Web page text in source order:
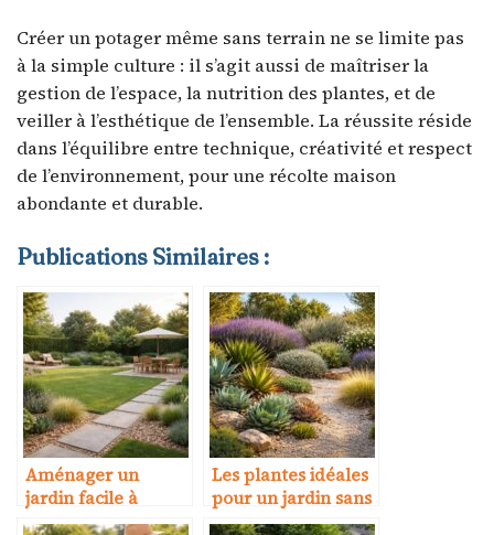
Créer un potager même sans terrain ne se limite pas
à la simple culture : il s’agit aussi de maîtriser la
gestion de l’espace, la nutrition des plantes, et de
veiller à l’esthétique de l’ensemble. La réussite réside
dans l’équilibre entre technique, créativité et respect
de l’environnement, pour une récolte maison
abondante et durable.
Publications Similaires :
Aménager un
jardin facile à
entretenir
Les plantes idéales
pour un jardin sans
arrosage